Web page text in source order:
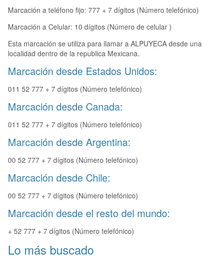
Marcación a teléfono fijo: 777 + 7 dígitos (Número telefónico)
Marcación a Celular: 10 dígitos (Número de celular )
Esta marcación se utiliza para llamar a ALPUYECA desde una
localidad dentro de la republica Mexicana.
Marcación desde Estados Unidos:
011 52 777 + 7 dígitos (Número telefónico)
Marcación desde Canada:
011 52 777 + 7 dígitos (Número telefónico)
Marcación desde Argentina:
00 52 777 + 7 dígitos (Número telefónico)
Marcación desde Chile:
00 52 777 + 7 dígitos (Número telefónico)
Marcación desde el resto del mundo:
+ 52 777 + 7 dígitos (Número telefónico)
Lo más buscado